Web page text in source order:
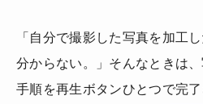
「自分で撮影した写真を加工
分からない。」そんなときは
手順を再生ボタンひとつで完